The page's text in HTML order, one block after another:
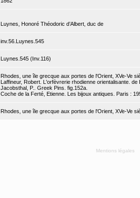
Luynes, Honoré Théodoric d’Albert, duc de
inv.56.Luynes.545
Luynes.545 (Inv.116)
Rhodes, une île grecque aux portes de l'Orient, XVe-Ve
Laffineur, Robert. L'orfèvrerie rhodienne orientalisante.
Jacobsthal, P.. Greek Pins. fig.152a.
Coche de la Ferté, Etienne. Les bijoux antiques. Paris :
Rhodes, une île grecque aux portes de l'Orient, XVe-Ve
Mentions légales